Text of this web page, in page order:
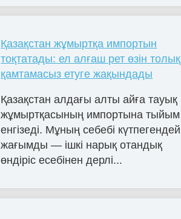
Қазақстан жұмыртқа импортын
тоқтатады: ел алғаш рет өзін толық
қамтамасыз етуге жақындады
Қазақстан алдағы алты айға тауық
жұмыртқасының импортына тыйым
енгізеді. Мұның себебі күтпегендей
жағымды — ішкі нарық отандық
өндіріс есебінен дерлі...